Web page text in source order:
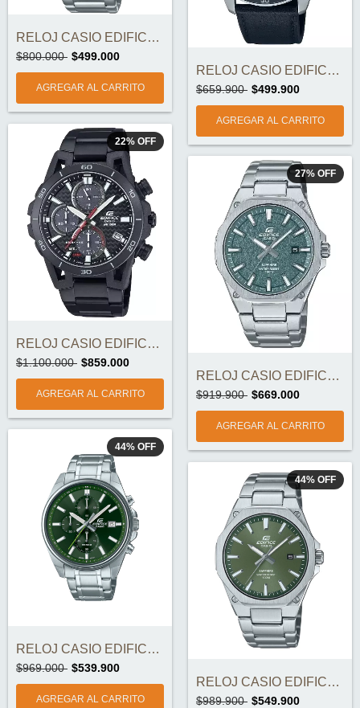
RELOJ CASIO EDIFICE EFV-620D-1A2VUDF ORI...
$800.000 $499.000
RELOJ CASIO EDIFICE EFR-526L-2CV ORIGINA...
$659.900 $499.900
22% OFF
RELOJ CASIO EDIFICE EQS-960DC-1AV ORIGIN...
$1.100.000 $859.000
27% OFF
RELOJ CASIO EDIFICE EFR-S108DE-3AV ORIGI...
$919.900 $669.000
44% OFF
RELOJ CASIO EDIFICE EFV-610D-3CV ORIGINA...
$969.000 $539.900
44% OFF
RELOJ CASIO EDIFICE EFR-S108D-3AVUDF ORI...
$989.900 $549.900